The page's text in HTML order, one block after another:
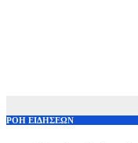
ΡΟΗ ΕΙΔΗΣΕΩΝ